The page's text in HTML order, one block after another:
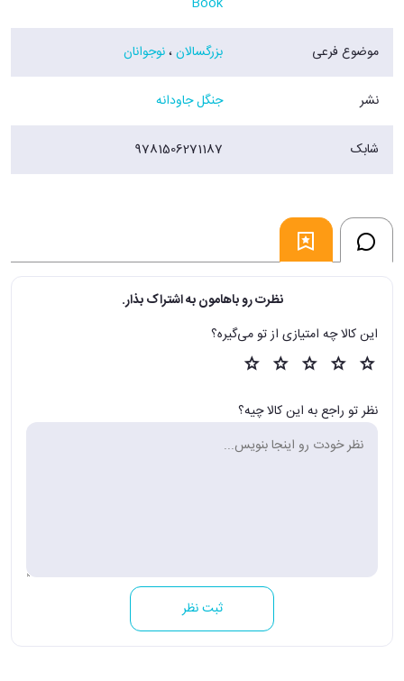
موضوع فرعی بزرگسالان،نوجوانان
نشر جنگل جاودانه
شابک 9781506271187
نظرت رو باهامون به اشتراک بذار.
این کالا چه امتیازی از تو می‌گیره؟
نظر تو راجع به این کالا چیه؟
ثبت نظر